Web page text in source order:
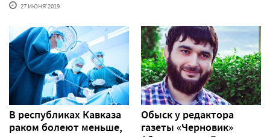
27 ИЮНЯ'2019
В республиках Кавказа
раком болеют меньше,
Обыск у редактора
газеты «Черновик»